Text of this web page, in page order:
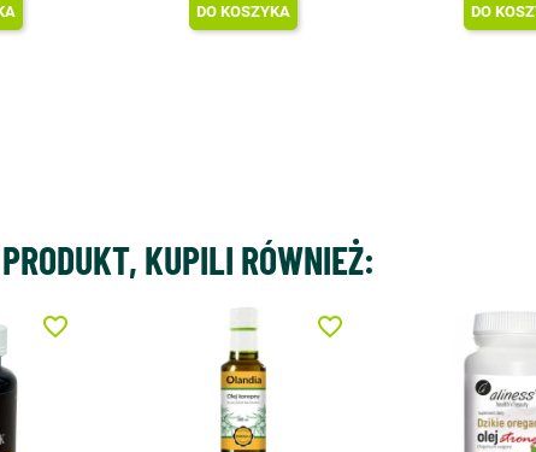
DO KOSZYKA DO
KUPILI RÓWNIEŻ:
favorite_border favorite_border